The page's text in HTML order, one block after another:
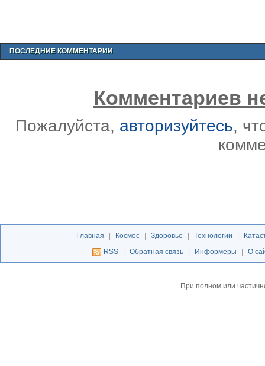
ПОСЛЕДНИЕ КОММЕНТАРИИ
Комментариев
Пожалуйста, авторизуйтесь,
Главная Космос Здоровье Технологии
RSS
Обратная связь Информеры О
При полном или